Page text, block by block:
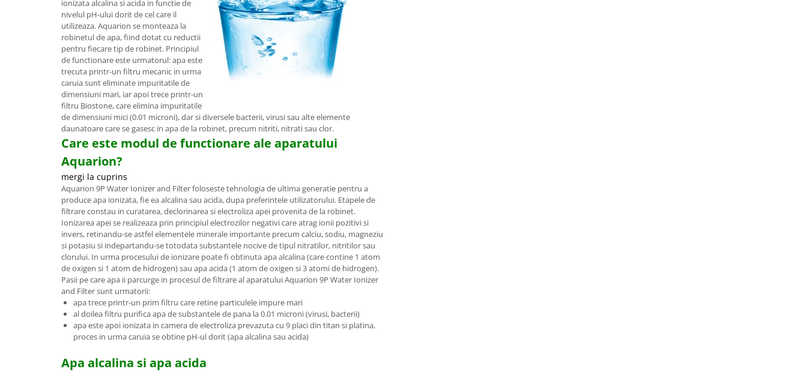
ionizata alcalina si acida in functie de
nivelul pH-ului dorit de cel care il
utilizeaza. Aquarion se monteaza la
robinetul de apa, fiind dotat cu reductii
pentru fiecare tip de robinet. Principiul
de functionare este urmatorul: apa este
trecuta printr-un filtru mecanic in urma
caruia sunt eliminate impuritatile de
dimensiuni mari, iar apoi trece printr-un
filtru Biostone, care elimina impuritatile
de dimensiuni mici (0.01 microni), dar si diversele bacterii, virusi sau alte elemente
daunatoare care se gasesc in apa de la robinet, precum nitriti, nitrati sau clor.
Care este modul de functionare ale aparatului
Aquarion?
mergi la cuprins
Aquarion 9P Water Ionizer and Filter foloseste tehnologia de ultima generatie pentru a
produce apa ionizata, fie ea alcalina sau acida, dupa preferintele utilizatorului. Etapele de
filtrare constau in curatarea, declorinarea si electroliza apei provenita de la robinet.
Ionizarea apei se realizeaza prin principiul electrozilor negativi care atrag ionii pozitivi si
invers, retinandu-se astfel elementele minerale importante precum calciu, sodiu, magneziu
si potasiu si indepartandu-se totodata substantele nocive de tipul nitratilor, nitritilor sau
clorului. In urma procesului de ionizare poate fi obtinuta apa alcalina (care contine 1 atom
de oxigen si 1 atom de hidrogen) sau apa acida (1 atom de oxigen si 3 atomi de hidrogen).
Pasii pe care apa ii parcurge in procesul de filtrare al aparatului Aquarion 9P Water Ionizer
and Filter sunt urmatorii:
apa trece printr-un prim filtru care retine particulele impure mari
al doilea filtru purifica apa de substantele de pana la 0.01 microni (virusi, bacterii)
apa este apoi ionizata in camera de electroliza prevazuta cu 9 placi din titan si platina,
proces in urma caruia se obtine pH-ul dorit (apa alcalina sau acida)
Apa alcalina si apa acida